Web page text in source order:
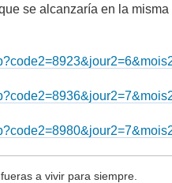
se alcanzaría en la
a vivir para siempre.